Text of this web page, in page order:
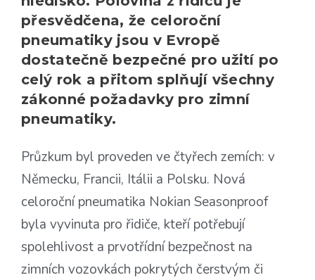
přesvědčena, že celoroční
pneumatiky jsou v Evropě
dostatečně bezpečné pro užití po
celý rok a přitom splňují všechny
zákonné požadavky pro zimní
pneumatiky.
Průzkum byl proveden ve čtyřech zemích: v
Německu, Francii, Itálii a Polsku. Nová
celoroční pneumatika Nokian Seasonproof
byla vyvinuta pro řidiče, kteří potřebují
spolehlivost a prvotřídní bezpečnost na
zimních vozovkách pokrytých čerstvým či